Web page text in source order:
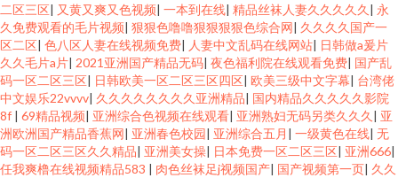
二区三区| 又黄又爽又色视频| 一本到在线| 精品丝袜人妻久久久久久 | 永
久免费观看的毛片视频| 狠狠色噜噜狠狠狠狠色综合网| 久久久久国产一
区二区| 色八区人妻在线视频免费| 人妻中文乱码在线网站| 日韩做a爰片
久久毛片a片| 2021亚洲国产精品无码| 夜色福利院在线观看免费| 国产乱
码一区二区三区| 日韩欧美一区二区三区四区| 欧美三级中文字幕| 台湾佬
中文娱乐22vvvv| 久久久久久久久久亚洲精品| 国内精品久久久久久影院
8f | 69精品视频| 亚洲综合色视频在线观看| 亚洲熟妇无码另类久久久 | 亚
洲欧洲国产精品香蕉网| 亚洲春色校园| 亚洲综合五月 | 一级黄色在线| 无
码一区二区三区久久精品| 亚洲美女操| 日本免费一区二区三区| 亚洲666|
任我爽橹在线视频精品583 | 肉色丝袜足j视频国产| 国产视频第一页| 久久